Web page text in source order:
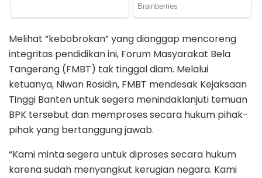
Melihat “kebobrokan” yang dianggap mencoreng
integritas pendidikan ini, Forum Masyarakat Bela
Tangerang (FMBT) tak tinggal diam. Melalui
ketuanya, Niwan Rosidin, FMBT mendesak Kejaksaan
Tinggi Banten untuk segera menindaklanjuti temuan
BPK tersebut dan memproses secara hukum pihak-
pihak yang bertanggung jawab.
“Kami minta segera untuk diproses secara hukum
karena sudah menyangkut kerugian negara. Kami